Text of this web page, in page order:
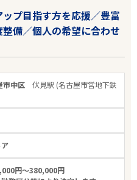
ップ目指す方を応援／豊富
備／個人の希望に合わせ
市中区伏見駅 (名古屋市営地下鉄
円～380,000円